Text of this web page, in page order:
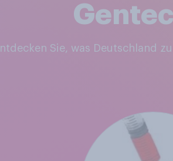
Entdecken Sie, was Deutschland